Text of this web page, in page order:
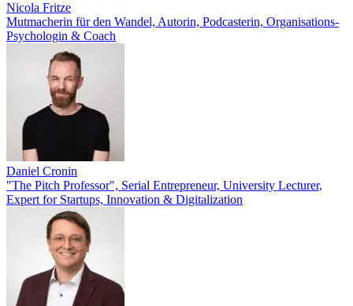
Nicola Fritze
Mutmacherin für den Wandel, Autorin, Podcasterin, Organisations-
Psychologin & Coach
Daniel Cronin
"The Pitch Professor", Serial Entrepreneur, University Lecturer,
Expert for Startups, Innovation & Digitalization